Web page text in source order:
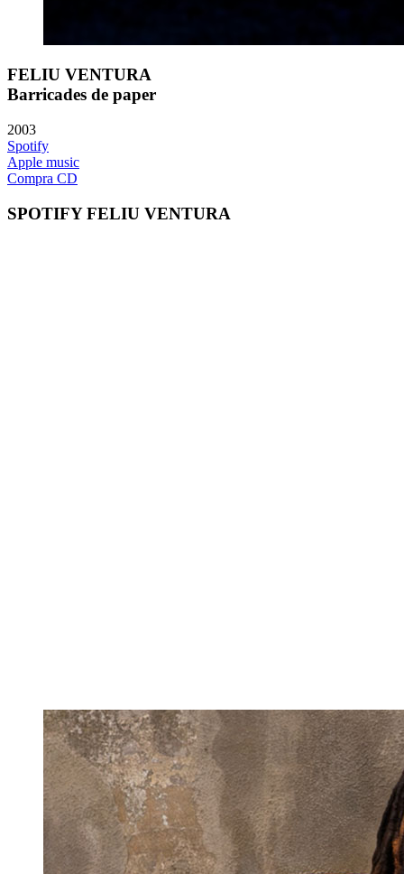
FELIU VENTURA
Barricades de paper
2003
Spotify
Apple music
Compra CD
SPOTIFY FELIU VENTURA